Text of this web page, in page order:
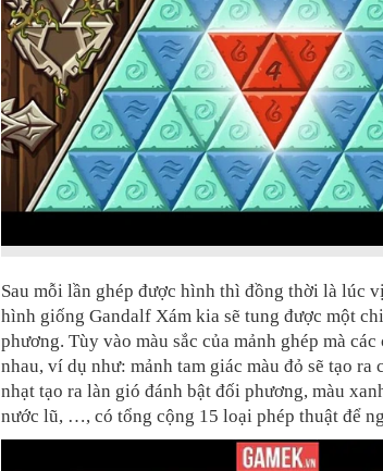
Sau mỗi lần ghép được hình thì đồng thời là lúc
hình giống Gandalf Xám kia sẽ tung được một
phương. Tùy vào màu sắc của mảnh ghép mà
nhau, ví dụ như: mảnh tam giác màu đỏ sẽ tạo ra
nhạt tạo ra làn gió đánh bật đối phương, màu
nước lũ, …, có tổng cộng 15 loại phép thuật để